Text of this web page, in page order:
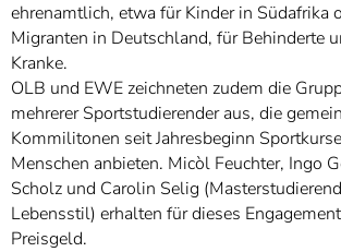
ehrenamtlich, etwa für Kinder in Südafrika
Migranten in Deutschland, für Behinderte
Kranke.
OLB und EWE zeichneten zudem die
mehrerer Sportstudierender aus, die
Kommilitonen seit Jahresbeginn
Menschen anbieten. Micòl Feuchter, Ingo
Scholz und Carolin Selig
Lebensstil) erhalten für dieses
Preisgeld.